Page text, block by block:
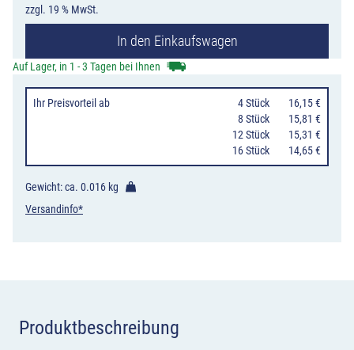
zzgl. 19 % MwSt.
zum
16
Stück
Menge
In den Einkaufswagen
Auf Lager, in 1 - 3 Tagen bei Ihnen
Ihr Preisvorteil ab 4 Stück
16,15 €
8 Stück
15,81 €
12 Stück
15,31 €
16 Stück
14,65 €
Gewicht: ca. 0.016 kg
Versandinfo*
Produktbeschreibung